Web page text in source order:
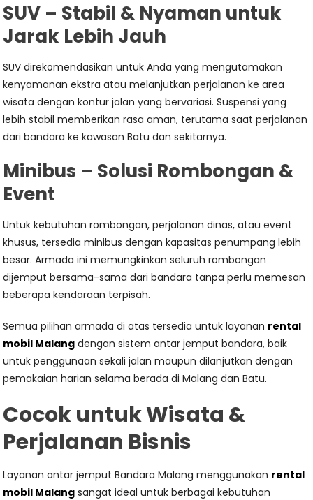
SUV – Stabil & Nyaman untuk
Jarak Lebih Jauh
SUV direkomendasikan untuk Anda yang mengutamakan
kenyamanan ekstra atau melanjutkan perjalanan ke area
wisata dengan kontur jalan yang bervariasi. Suspensi yang
lebih stabil memberikan rasa aman, terutama saat perjalanan
dari bandara ke kawasan Batu dan sekitarnya.
Minibus – Solusi Rombongan &
Event
Untuk kebutuhan rombongan, perjalanan dinas, atau event
khusus, tersedia minibus dengan kapasitas penumpang lebih
besar. Armada ini memungkinkan seluruh rombongan
dijemput bersama-sama dari bandara tanpa perlu memesan
beberapa kendaraan terpisah.
Semua pilihan armada di atas tersedia untuk layanan rental
mobil Malang dengan sistem antar jemput bandara, baik
untuk penggunaan sekali jalan maupun dilanjutkan dengan
pemakaian harian selama berada di Malang dan Batu.
Cocok untuk Wisata &
Perjalanan Bisnis
Layanan antar jemput Bandara Malang menggunakan rental
mobil Malang sangat ideal untuk berbagai kebutuhan